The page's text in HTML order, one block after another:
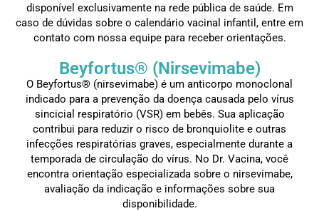
disponível exclusivamente na rede pública de saúde. Em
caso de dúvidas sobre o calendário vacinal infantil, entre em
contato com nossa equipe para receber orientações.
Beyfortus® (Nirsevimabe)
O Beyfortus® (nirsevimabe) é um anticorpo monoclonal
indicado para a prevenção da doença causada pelo vírus
sincicial respiratório (VSR) em bebês. Sua aplicação
contribui para reduzir o risco de bronquiolite e outras
infecções respiratórias graves, especialmente durante a
temporada de circulação do vírus. No Dr. Vacina, você
encontra orientação especializada sobre o nirsevimabe,
avaliação da indicação e informações sobre sua
disponibilidade.